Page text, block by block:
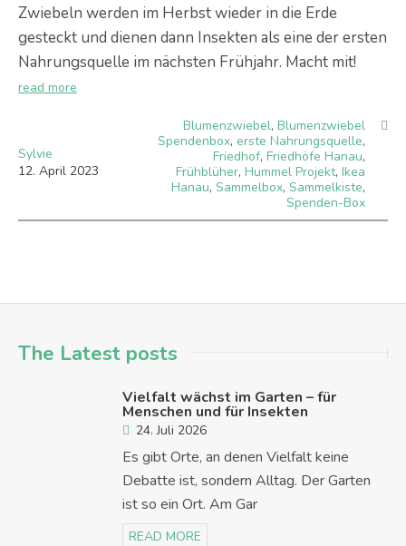
Zwiebeln werden im Herbst wieder in die Erde
gesteckt und dienen dann Insekten als eine der ersten
Nahrungsquelle im nächsten Frühjahr. Macht mit!
read more
Sylvie
12. April 2023
Blumenzwiebel, Blumenzwiebel
Spendenbox, erste Nahrungsquelle,
Friedhof, Friedhöfe Hanau,
Frühblüher, Hummel Projekt, Ikea
Hanau, Sammelbox, Sammelkiste,
Spenden-Box
The Latest posts
Vielfalt wächst im Garten – für
Menschen und für Insekten
24. Juli 2026
Es gibt Orte, an denen Vielfalt keine
Debatte ist, sondern Alltag. Der Garten
ist so ein Ort. Am Gar
READ MORE